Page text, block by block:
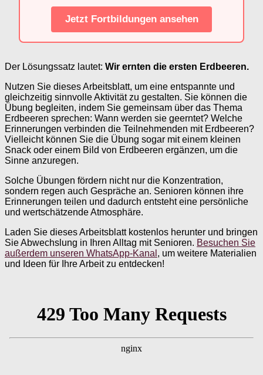
Jetzt Fortbildungen ansehen
Der Lösungssatz lautet: Wir ernten die ersten Erdbeeren.
Nutzen Sie dieses Arbeitsblatt, um eine entspannte und
gleichzeitig sinnvolle Aktivität zu gestalten. Sie können die
Übung begleiten, indem Sie gemeinsam über das Thema
Erdbeeren sprechen: Wann werden sie geerntet? Welche
Erinnerungen verbinden die Teilnehmenden mit Erdbeeren?
Vielleicht können Sie die Übung sogar mit einem kleinen
Snack oder einem Bild von Erdbeeren ergänzen, um die
Sinne anzuregen.
Solche Übungen fördern nicht nur die Konzentration,
sondern regen auch Gespräche an. Senioren können ihre
Erinnerungen teilen und dadurch entsteht eine persönliche
und wertschätzende Atmosphäre.
Laden Sie dieses Arbeitsblatt kostenlos herunter und bringen
Sie Abwechslung in Ihren Alltag mit Senioren. Besuchen Sie
außerdem unseren WhatsApp-Kanal , um weitere Materialien
und Ideen für Ihre Arbeit zu entdecken!